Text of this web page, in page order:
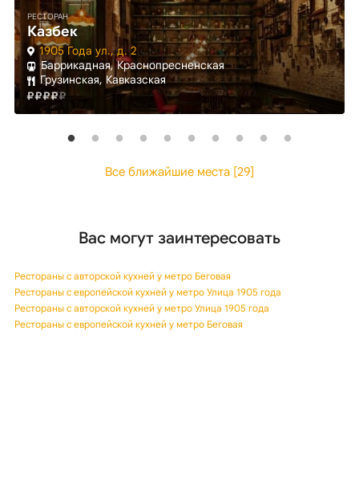
РЕСТОРАН
Казбек
1905 Года ул., д. 2
Баррикадная, Краснопресненская
Грузинская, Кавказская
Все ближайшие места [29]
Вас могут заинтересовать
Рестораны с авторской кухней у метро Беговая
Рестораны с европейской кухней у метро Улица 1905 года
Рестораны с авторской кухней у метро Улица 1905 года
Рестораны с европейской кухней у метро Беговая